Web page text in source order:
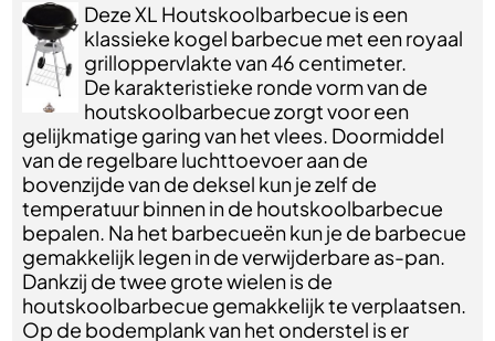
Deze XL Houtskoolbarbecue is een
klassieke kogel barbecue met een royaal
grilloppervlakte van 46 centimeter.
De karakteristieke ronde vorm van de
houtskoolbarbecue zorgt voor een
gelijkmatige garing van het vlees. Doormiddel
van de regelbare luchttoevoer aan de
bovenzijde van de deksel kun je zelf de
temperatuur binnen in de houtskoolbarbecue
bepalen. Na het barbecueën kun je de barbecue
gemakkelijk legen in de verwijderbare as-pan.
Dankzij de twee grote wielen is de
houtskoolbarbecue gemakkelijk te verplaatsen.
Op de bodemplank van het onderstel is er